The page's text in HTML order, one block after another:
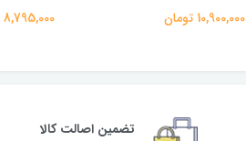
10,900,000 تومان 8,795,000 تومان
تضمین اصالت کالا